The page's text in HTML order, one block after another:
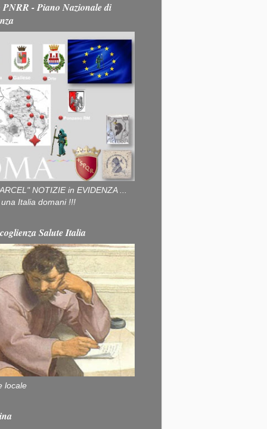
- Piano Nazionale di
NOTIZIE in EVIDENZA ...
Italia domani !!!
Salute Italia
locale